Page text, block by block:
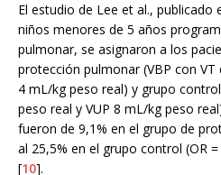
El estudio de Lee et al., publicado
niños menores de 5 años
pulmonar, se asignaron a los
protección pulmonar (VBP con
4 mL/kg peso real) y grupo
peso real y VUP 8 mL/kg peso
fueron de 9,1% en el grupo de
al 25,5% en el grupo control (OR
[10].